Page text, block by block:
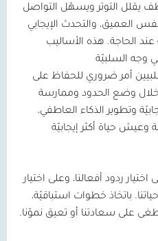
يقلل التوتر ويسهّل التواصل
العميق، والتحدث الإيجابي
الحاجة. هذه الأساليب
وجه السلبيّة
أمر ضروري للحفاظ على
وضع الحدود وممارسة
وتطوير الذكاء العاطفي،
وعيش حياة أكثر إيجابيّة
ردود أفعالنا، وعلى اختيار
باتخاذ خطوات استباقيّة،
على سعادتنا أو تعيق نموّنا.